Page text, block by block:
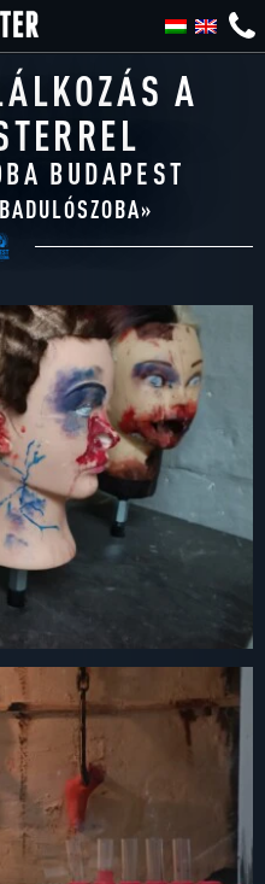
A
BUDAPEST
»